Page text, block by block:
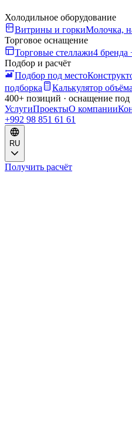
Холодильное оборудование
Витрины и горкиМолочка,
Торговое оснащение
Торговые стеллажи4 бренда
Подбор и расчёт
Подбор под место
подборка
Калькулятор объёма
400+ позиций · оснащение
УслугиПроектыО компании
+992 98 851 61 61
RU
Получить расчёт